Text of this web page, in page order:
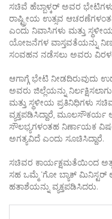
ಸಚಿವೆ ಹೆಬ್ಬಾಳ್ಕರ್ ಅವರ
ರಾಷ್ಟ್ರೀಯ ಉತ್ಸವ
ಎಂದು ನಿವಾಸಿಗಳು ಮತ್ತು
ಯೋಜನೆಗಳ ವಾಸ್ತವತೆಯನ್ನು
ಸಂವಹನ ನಡೆಸಲು ಅವರು
ಆಗಾಗ್ಗೆ ಭೇಟಿ ನೀಡದಿರುವುದು
ಅವರು ಜಿಲ್ಲೆಯನ್ನು
ಮತ್ತು ಸ್ಥಳೀಯ ಪ್ರತಿನಿಧಿಗಳು
ವ್ಯಕ್ತಪಡಿಸಿದ್ದಾರೆ, ಮೂಲಸೌಕರ್ಯ
ಸೌಲಭ್ಯಗಳಂತಹ ನಿರ್ಣಾಯಕ
ಅಗತ್ಯವಿದೆ ಎಂದು ಸೂಚಿಸಿದ್ದಾರೆ.
ಸಚಿವರ ಕಾರ್ಯಕ್ಷಮತೆಯಿಂದ
ಸಹ ಒಮ್ಮೆ ‘ಗೋ ಬ್ಯಾಕ್ ಮಿನಿಸ್ಟರ್
ಹತಾಶೆಯನ್ನು ವ್ಯಕ್ತಪಡಿಸಿದರು.